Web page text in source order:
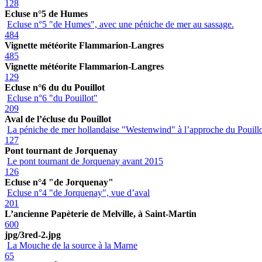
128
Ecluse n°5 de Humes
Ecluse n°5 "de Humes", avec une péniche de mer au sassage.
484
Vignette météorite Flammarion-Langres
485
Vignette météorite Flammarion-Langres
129
Ecluse n°6 du du Pouillot
Ecluse n°6 "du Pouillot"
209
Aval de l’écluse du Pouillot
La péniche de mer hollandaise "Westenwind" à l’approche du
127
Pont tournant de Jorquenay
Le pont tournant de Jorquenay avant 2015
126
Ecluse n°4 "de Jorquenay"
Ecluse n°4 "de Jorquenay", vue d’aval
201
L’ancienne Papèterie de Melville, à Saint-Martin
600
jpg/3red-2.jpg
La Mouche de la source à la Marne
65